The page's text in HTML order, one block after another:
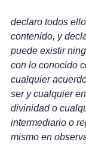
declaro todos
contenido, y
puede existir
con lo conocido
cualquier
ser y cualquier
divinidad o
intermediario o
mismo en